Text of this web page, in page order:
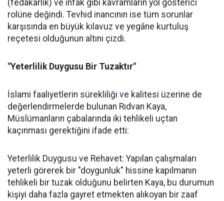
(fedakârlık) ve infak gibi kavramların yol gösterici
rolüne değindi. Tevhid inancının ise tüm sorunlar
karşısında en büyük kılavuz ve yegâne kurtuluş
reçetesi olduğunun altını çizdi.
"Yeterlilik Duygusu Bir Tuzaktır"
İslami faaliyetlerin sürekliliği ve kalitesi üzerine de
değerlendirmelerde bulunan Rıdvan Kaya,
Müslümanların çabalarında iki tehlikeli uçtan
kaçınması gerektiğini ifade etti:
Yeterlilik Duygusu ve Rehavet: Yapılan çalışmaları
yeterli görerek bir "doygunluk" hissine kapılmanın
tehlikeli bir tuzak olduğunu belirten Kaya, bu durumun
kişiyi daha fazla gayret etmekten alıkoyan bir zaaf